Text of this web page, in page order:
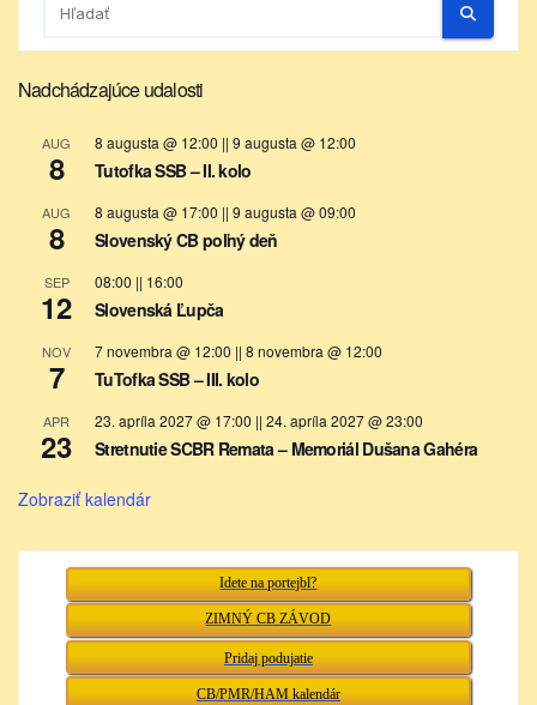
Nadchádzajúce udalosti
AUG
8
8 augusta @ 12:00 || 9 augusta @ 12:00
Tutofka SSB – II. kolo
AUG
8
8 augusta @ 17:00 || 9 augusta @ 09:00
Slovenský CB poľný deň
SEP
12
08:00 || 16:00
Slovenská Ľupča
NOV
7
7 novembra @ 12:00 || 8 novembra @ 12:00
TuTofka SSB – III. kolo
APR
23
23. apríla 2027 @ 17:00 || 24. apríla 2027 @ 23:00
Stretnutie SCBR Remata – Memoriál Dušana Gahéra
Zobraziť kalendár
Idete na portejbl?
ZIMNÝ CB ZÁVOD
Pridaj podujatie
CB/PMR/HAM kalendár